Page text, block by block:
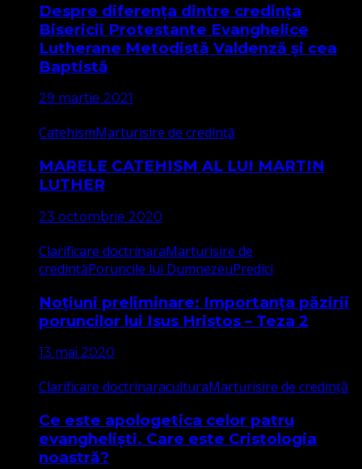
Despre diferența dintre credința
Bisericii Protestante Evanghelice
Lutherane Metodistă Valdenză și cea
Baptistă
29 martie 2021
CatehismMarturisire de credință
MARELE CATEHISM AL LUI MARTIN
LUTHER
23 octombrie 2020
Clarificare doctrinaraMarturisire de
credințăPoruncile lui DumnezeuPredici
Noțiuni preliminare: Importanța păzirii
poruncilor lui Isus Hristos – Teza 2
13 mai 2020
Clarificare doctrinaraculturaMarturisire de credință
Ce este apologetica celor patru
evangheliști. Care este Cristologia
noastră?